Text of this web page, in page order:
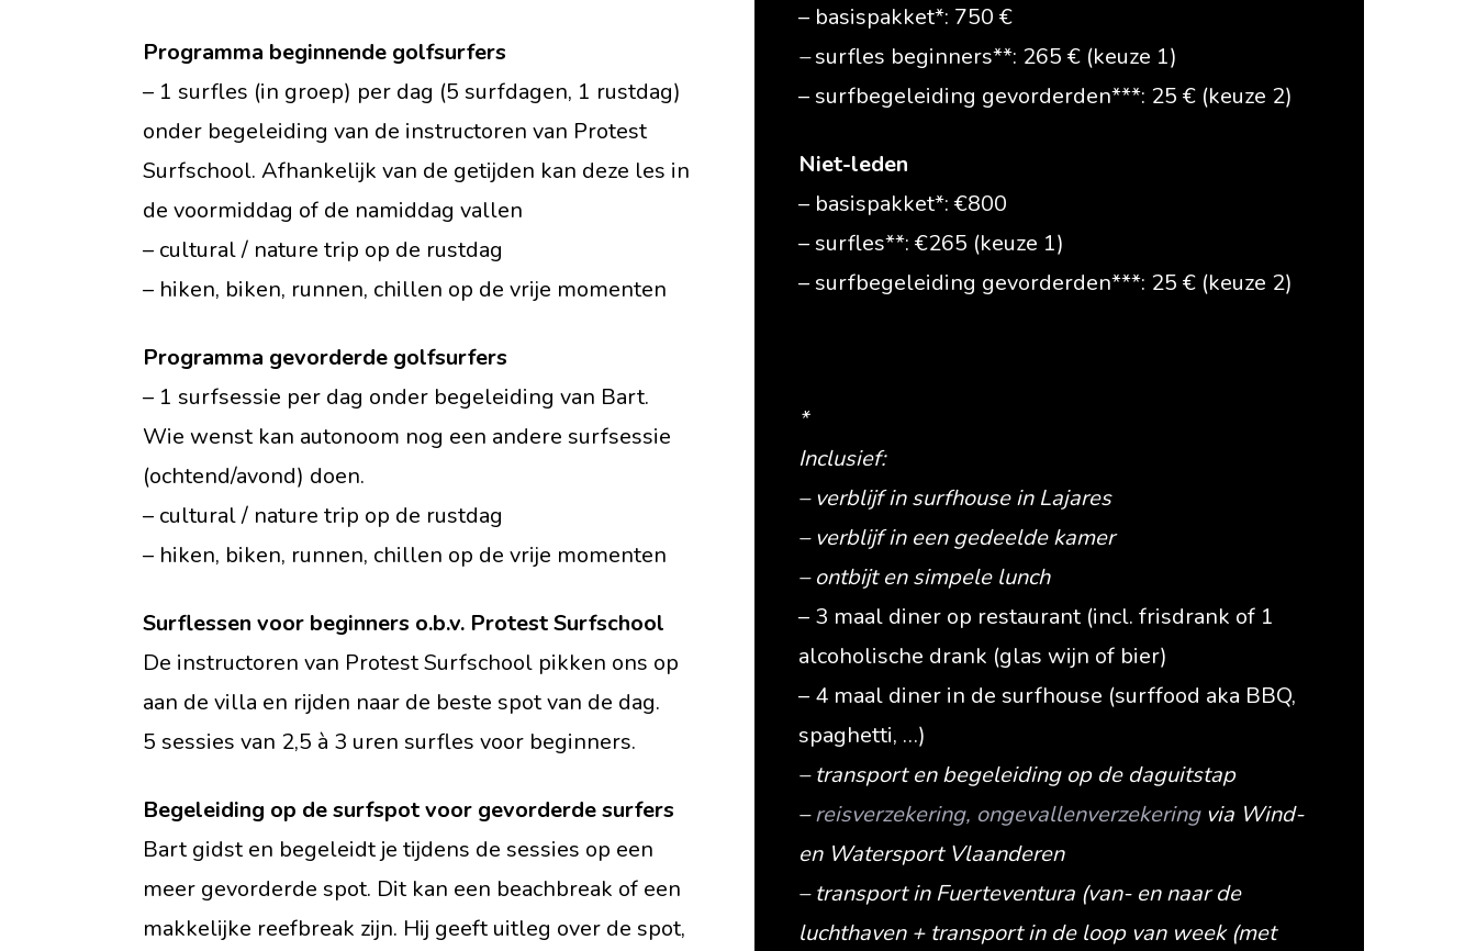
Programma beginnende golfsurfers
– 1 surfles (in groep) per dag (5 surfdagen, 1 rustdag)
onder begeleiding van de instructoren van Protest
Surfschool. Afhankelijk van de getijden kan deze les in
de voormiddag of de namiddag vallen
– cultural / nature trip op de rustdag
– hiken, biken, runnen, chillen op de vrije momenten
Programma gevorderde golfsurfers
– 1 surfsessie per dag onder begeleiding van Bart.
Wie wenst kan autonoom nog een andere surfsessie
(ochtend/avond) doen.
– cultural / nature trip op de rustdag
– hiken, biken, runnen, chillen op de vrije momenten
Surflessen voor beginners o.b.v. Protest Surfschool
De instructoren van Protest Surfschool pikken ons op
aan de villa en rijden naar de beste spot van de dag.
5 sessies van 2,5 à 3 uren surfles voor beginners.
Begeleiding op de surfspot voor gevorderde surfers
Bart gidst en begeleidt je tijdens de sessies op een
meer gevorderde spot. Dit kan een beachbreak of een
makkelijke reefbreak zijn. Hij geeft uitleg over de spot,
– basispakket*: 750 €
–surfles beginners**: 265 € (keuze 1)
– surfbegeleiding gevorderden***: 25 € (keuze 2)
Niet-leden
– basispakket*: €800
– surfles**: €265 (keuze 1)
– surfbegeleiding gevorderden***: 25 € (keuze 2)
*
Inclusief:
– verblijf in surfhouse in Lajares
– verblijf in een gedeelde kamer
– ontbijt en simpele lunch
– 3 maal diner op restaurant (incl. frisdrank of 1
alcoholische drank (glas wijn of bier)
– 4 maal diner in de surfhouse (surffood aka BBQ,
spaghetti, …)
– transport en begeleiding op de daguitstap
–reisverzekering, ongevallenverzekeringvia Wind-
en Watersport Vlaanderen
– transport in Fuerteventura (van- en naar de
luchthaven + transport in de loop van week (met